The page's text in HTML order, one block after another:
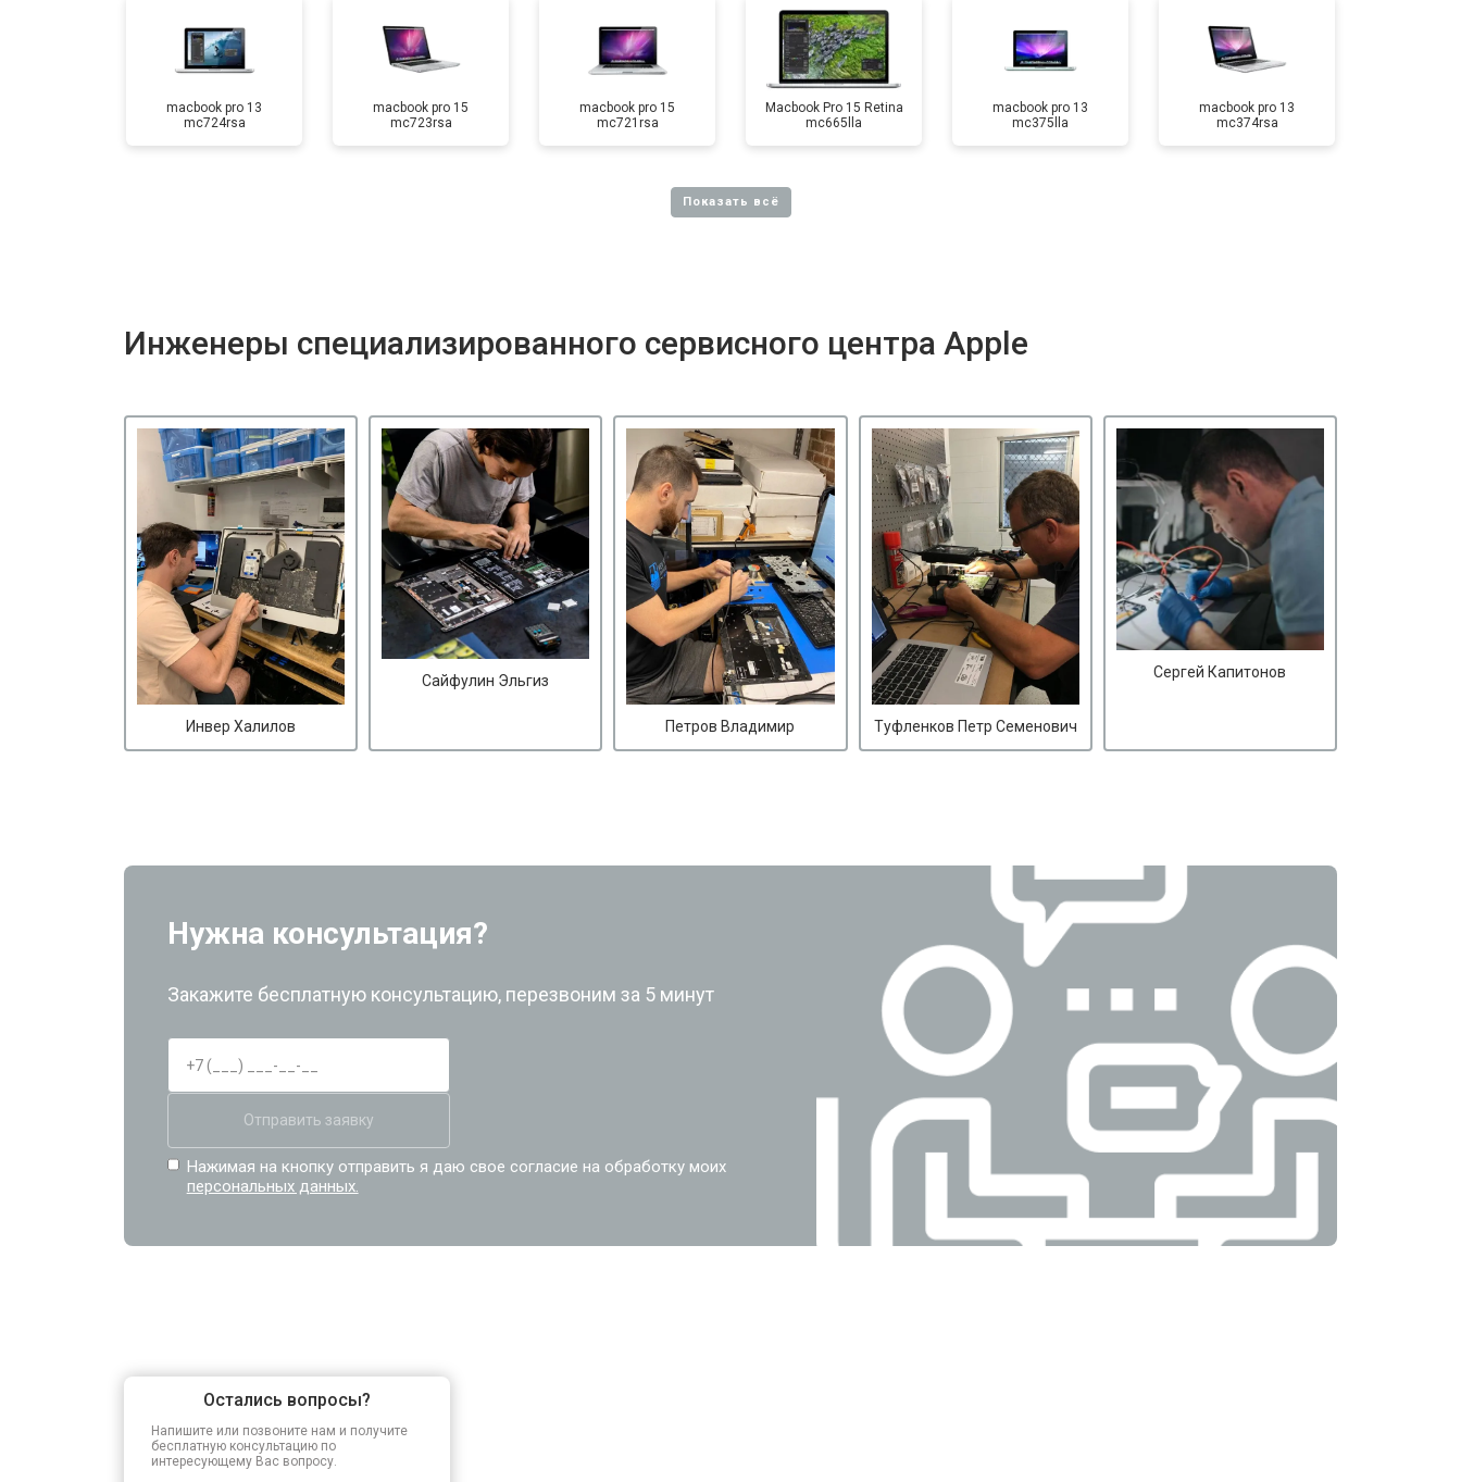
macbook pro 13
mc724rsa
macbook pro 15
mc723rsa
macbook pro 15
mc721rsa
Macbook Pro 15 Retina
mc665lla
macbook pro 13
mc375lla
macbook pro 13
mc374rsa
Инженеры специализированного сервисного центра Apple
Инвер Халилов
Сайфулин Эльгиз
Петров Владимир Туфленков Петр Семенович
Сергей Капитонов
Нужна консультация?
Закажите бесплатную консультацию, перезвоним за 5 минут
Отправить заявку
Нажимая на кнопку отправить я даю свое согласие на обработку моих
персональных данных.
Остались вопросы?
Напишите или позвоните нам и получите
бесплатную консультацию по
интересующему Вас вопросу.